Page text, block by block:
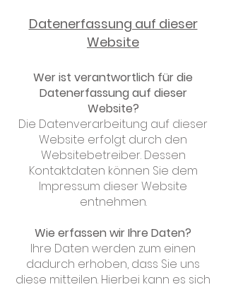
Datenerfassung auf dieser
Website
Wer ist verantwortlich für die
Datenerfassung auf dieser
Website?
Die Datenverarbeitung auf dieser
Website erfolgt durch den
Websitebetreiber. Dessen
Kontaktdaten können Sie dem
Impressum dieser Website
entnehmen.
Wie erfassen wir Ihre Daten?
Ihre Daten werden zum einen
dadurch erhoben, dass Sie uns
diese mitteilen. Hierbei kann es sich